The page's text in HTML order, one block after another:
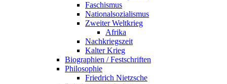
Faschismus
Nationalsozialismus
Zweiter Weltkrieg
Afrika
Nachkriegszeit
Kalter Krieg
Biographien / Festschriften
Philosophie
Friedrich Nietzsche